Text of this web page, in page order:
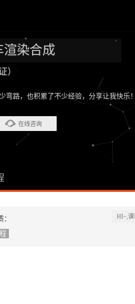
渲染合成
）
弯路，也积累了不少经验，分享让我快乐
在线咨询
HI~,